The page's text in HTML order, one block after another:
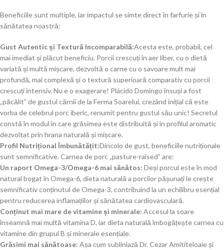
Beneficiile sunt multiple, iar impactul se simte direct în farfurie și în
sănătatea noastră:
Gust Autentic și Textură Incomparabilă:Acesta este, probabil, cel
mai imediat și plăcut beneficiu. Porcii crescuți în aer liber, cu o dietă
variată și multă mișcare, dezvoltă o carne cu o savoare mult mai
profundă, mai complexă și o textură superioară comparativ cu porcii
crescuți intensiv. Nu e o exagerare! Plácido Domingo însuși a fost
„păcălit” de gustul cărnii de la Ferma Soarelui, crezând inițial că este
vorba de celebrul porc iberic, renumit pentru gustul său unic! Secretul
constă în modul în care grăsimea este distribuită și în profilul aromatic
dezvoltat prin hrana naturală și mișcare.
Profil Nutrițional Îmbunătățit:Dincolo de gust, beneficiile nutriționale
sunt semnificative. Carnea de porc „pasture-raised” are:
Un raport Omega-3/Omega-6 mai sănătos: Deși porcul este în mod
natural bogat în Omega-6, dieta naturală a porcilor pășunați le crește
semnificativ conținutul de Omega-3, contribuind la un echilibru esențial
pentru reducerea inflamațiilor și sănătatea cardiovasculară.
Conținut mai mare de vitamine și minerale: Accesul la soare
înseamnă mai multă vitamina D, iar dieta naturală îmbogățește carnea cu
vitamine din grupul B și minerale esențiale.
Grăsimi mai sănătoase: Așa cum subliniază Dr. Cezar Amititeloaie și